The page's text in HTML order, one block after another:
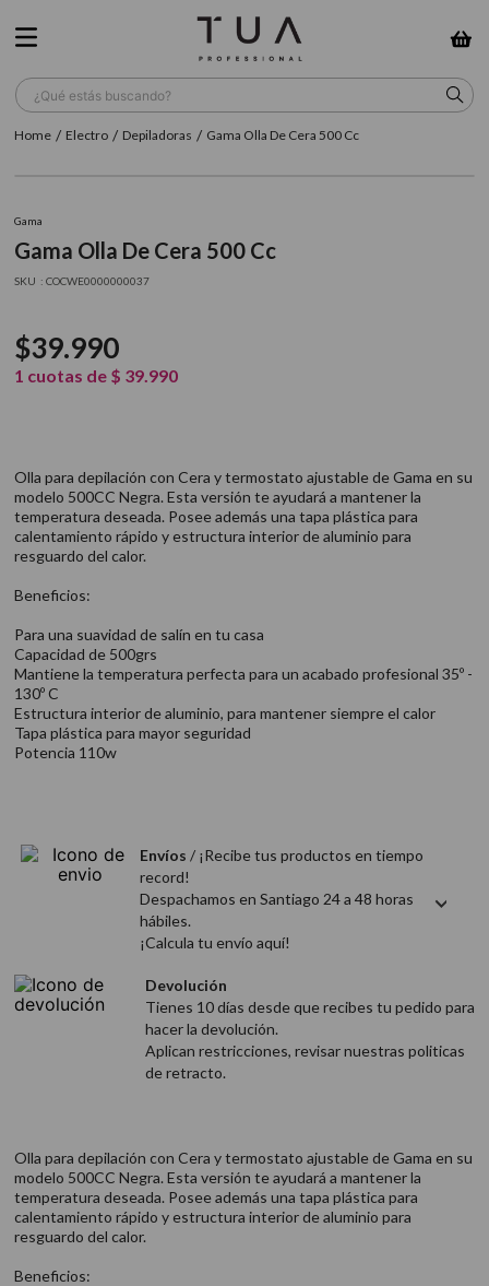
¿Qué estás buscando?
Electro Depiladoras Gama Olla De Cera 500 Cc
Gama
Gama Olla De Cera 500 Cc
: COCWE0000000037
$39.990
1 cuotas de $ 39.990
Olla para depilación con Cera y termostato ajustable de Gama en su
modelo 500CC Negra. Esta versión te ayudará a mantener la
temperatura deseada. Posee además una tapa plástica para
calentamiento rápido y estructura interior de aluminio para
resguardo del calor.
Beneficios:
Para una suavidad de salín en tu casa
Capacidad de 500grs
Mantiene la temperatura perfecta para un acabado profesional 35º -
130º C
Estructura interior de aluminio, para mantener siempre el calor
Tapa plástica para mayor seguridad
Potencia 110w
Envíos / ¡Recibe tus productos en tiempo
record!
Despachamos en Santiago 24 a 48 horas
hábiles.
¡Calcula tu envío aquí!
Devolución
Tienes 10 días desde que recibes tu pedido para
hacer la devolución.
Aplican restricciones, revisar nuestras politicas
de retracto.
Olla para depilación con Cera y termostato ajustable de Gama en su
modelo 500CC Negra. Esta versión te ayudará a mantener la
temperatura deseada. Posee además una tapa plástica para
calentamiento rápido y estructura interior de aluminio para
resguardo del calor.
Beneficios:
TÉRMINOS MÁS BUSCADOS
5. cepillo
6. gama
9. acondicionador
10. protector térmico